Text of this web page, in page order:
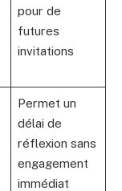
pour de
futures
invitations
Permet un
délai de
réflexion sans
engagement
immédiat